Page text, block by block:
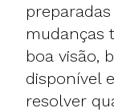
mudanças
boa visão,
disponível
resolver